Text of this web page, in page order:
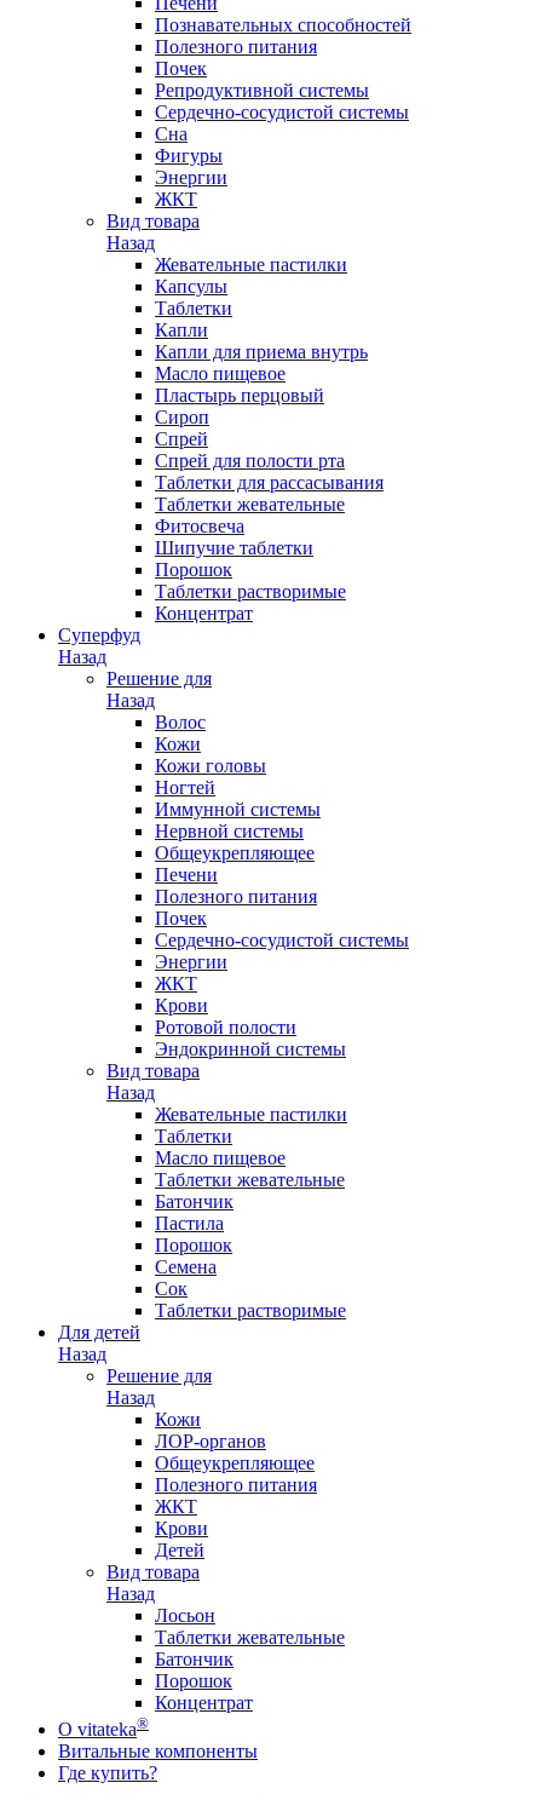
Познавательных способностей
Полезного питания
Почек
Репродуктивной системы
Сердечно-сосудистой системы
Сна
Фигуры
Энергии
ЖКТ
Вид товара
Назад
Жевательные пастилки
Капсулы
Таблетки
Капли
Капли для приема внутрь
Масло пищевое
Пластырь перцовый
Сироп
Спрей
Спрей для полости рта
Таблетки для рассасывания
Таблетки жевательные
Фитосвеча
Шипучие таблетки
Порошок
Таблетки растворимые
Концентрат
Суперфуд
Назад
Решение для
Назад
Волос
Кожи
Кожи головы
Ногтей
Иммунной системы
Нервной системы
Общеукрепляющее
Печени
Полезного питания
Почек
Сердечно-сосудистой системы
Энергии
ЖКТ
Крови
Ротовой полости
Эндокринной системы
Вид товара
Назад
Жевательные пастилки
Таблетки
Масло пищевое
Таблетки жевательные
Батончик
Пастила
Порошок
Семена
Сок
Таблетки растворимые
Для детей
Назад
Решение для
Назад
Кожи
ЛОР-органов
Общеукрепляющее
Полезного питания
ЖКТ
Крови
Детей
Вид товара
Назад
Лосьон
Таблетки жевательные
Батончик
Порошок
Концентрат
О vitateka®
Витальные компоненты
Где купить?